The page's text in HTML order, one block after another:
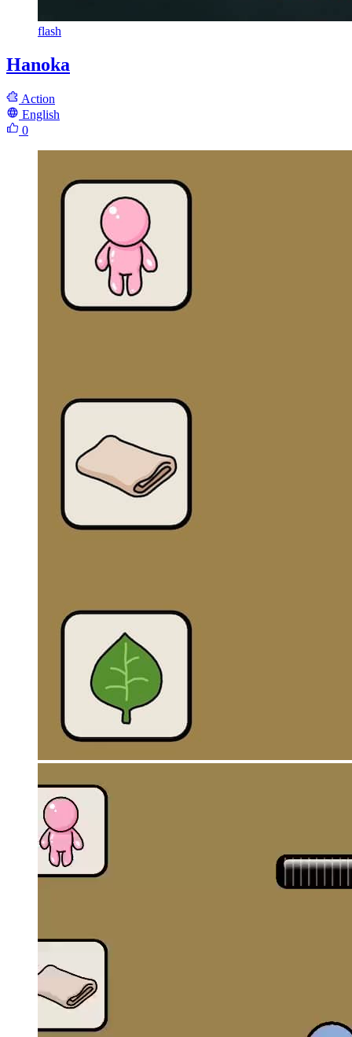
flash
Hanoka
Action
English
0